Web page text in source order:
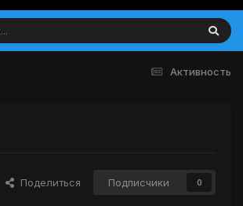
Активность
Поделиться Подписчики 0